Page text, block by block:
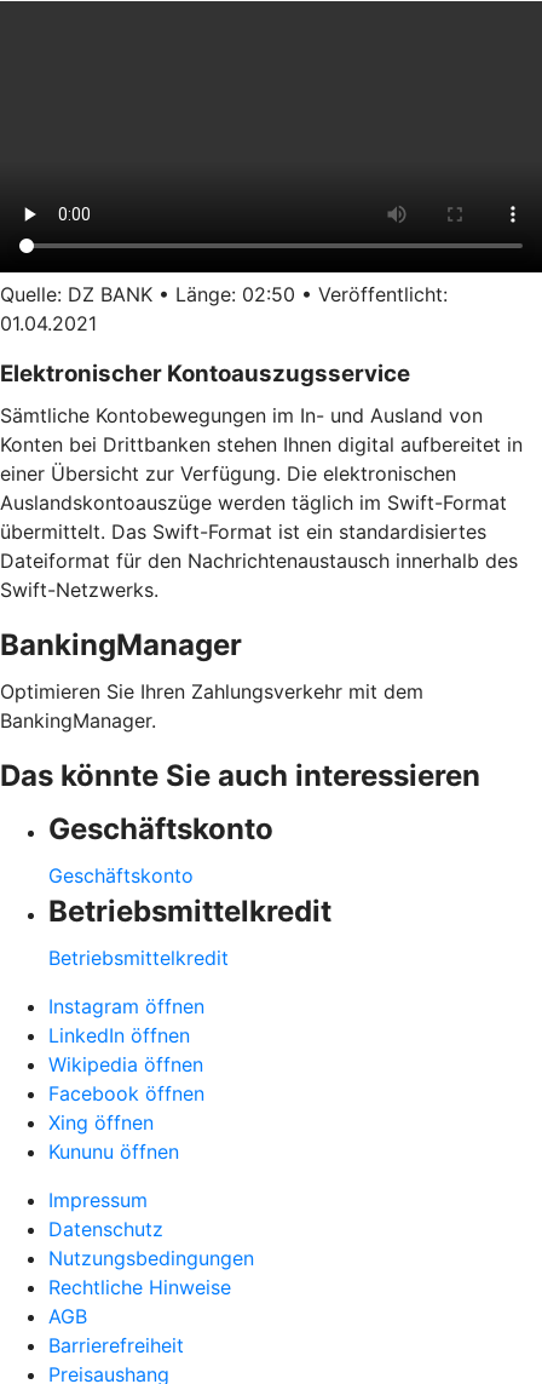
Quelle: DZ BANK • Länge: 02:50 • Veröffentlicht:
01.04.2021
Elektronischer Kontoauszugsservice
Sämtliche Kontobewegungen im In- und Ausland von
Konten bei Drittbanken stehen Ihnen digital aufbereitet in
einer Übersicht zur Verfügung. Die elektronischen
Auslandskontoauszüge werden täglich im Swift-Format
übermittelt. Das Swift-Format ist ein standardisiertes
Dateiformat für den Nachrichtenaustausch innerhalb des
Swift-Netzwerks.
BankingManager
Optimieren Sie Ihren Zahlungsverkehr mit dem
BankingManager.
Das könnte Sie auch interessieren
Geschäftskonto
Geschäftskonto
Betriebsmittelkredit
Betriebsmittelkredit
Instagram öffnen
LinkedIn öffnen
Wikipedia öffnen
Facebook öffnen
Xing öffnen
Kununu öffnen
Impressum
Datenschutz
Nutzungsbedingungen
Rechtliche Hinweise
AGB
Barrierefreiheit
Preisaushang